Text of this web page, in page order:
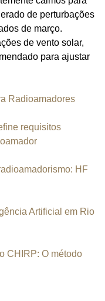
de perturbações
de março.
de vento solar,
para ajustar
Radioamadores
requisitos
HF
Artificial em Rio
CHIRP: O método